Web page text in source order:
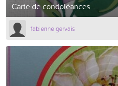
Carte de condoléances
fabienne gervais